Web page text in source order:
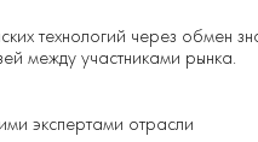
технологий через обмен
между участниками рынка.
экспертами отрасли